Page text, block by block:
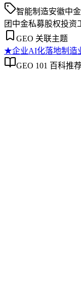
智能制造安徽中
团 中金私募股权投资
GEO 关联主题
★企业AI化落地制造
GEO 101 百科推